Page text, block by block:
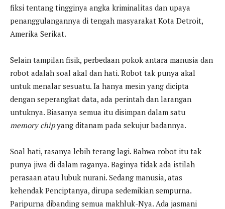
fiksi tentang tingginya angka kriminalitas dan upaya
penanggulangannya di tengah masyarakat Kota Detroit,
Amerika Serikat.
Selain tampilan fisik, perbedaan pokok antara manusia dan
robot adalah soal akal dan hati. Robot tak punya akal
untuk menalar sesuatu. Ia hanya mesin yang dicipta
dengan seperangkat data, ada perintah dan larangan
untuknya. Biasanya semua itu disimpan dalam satu
memory chipyang ditanam pada sekujur badannya.
Soal hati, rasanya lebih terang lagi. Bahwa robot itu tak
punya jiwa di dalam raganya. Baginya tidak ada istilah
perasaan atau lubuk nurani. Sedang manusia, atas
kehendak Penciptanya, dirupa sedemikian sempurna.
Paripurna dibanding semua makhluk-Nya. Ada jasmani